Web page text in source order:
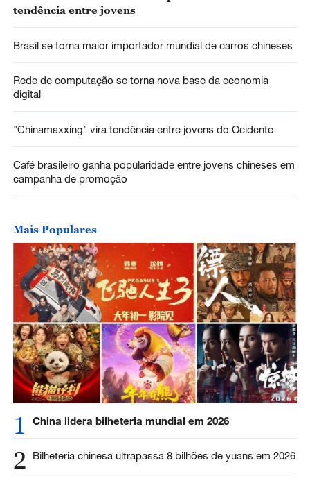
tendência entre jovens
Brasil se torna maior importador mundial de carros chineses
Rede de computação se torna nova base da economia
digital
"Chinamaxxing" vira tendência entre jovens do Ocidente
Café brasileiro ganha popularidade entre jovens chineses em
campanha de promoção
Mais Populares
1 China lidera bilheteria mundial em 2026
2 Bilheteria chinesa ultrapassa 8 bilhões de yuans em 2026